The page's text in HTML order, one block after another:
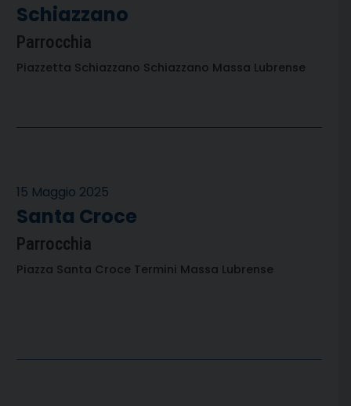
Schiazzano
Parrocchia
Piazzetta Schiazzano Schiazzano Massa Lubrense
15 Maggio 2025
Santa Croce
Parrocchia
Piazza Santa Croce Termini Massa Lubrense